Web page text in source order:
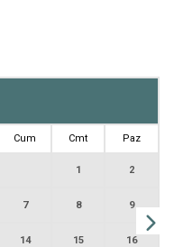
Cum Cmt Paz
1 2
7 8 9
14 15 16